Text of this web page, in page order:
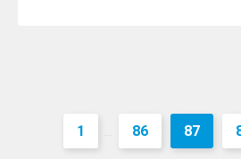
1 ... 86 87